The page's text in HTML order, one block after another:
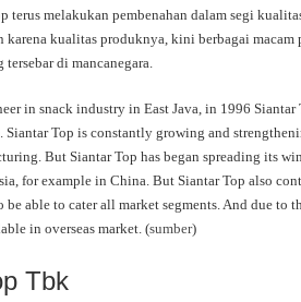
terus melakukan pembenahan dalam segi
kualitas produknya, kini berbagai macam
di mancanegara.
in snack industry in East Java, in 1996 Siantar
Top is constantly growing and
But Siantar Top has began spreading its
for example in China. But Siantar Top also
able to cater all market segments. And due to
in overseas market. (sumber)
Tbk